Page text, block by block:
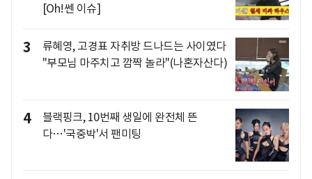
[Oh!쎈 이슈]
3
류혜영, 고경표 자취방 드나드는 사이였다
"부모님 마주치고 깜짝 놀라"(나혼자산다)
4
블랙핑크, 10번째 생일에 완전체 뜬
다…'국중박'서 팬미팅